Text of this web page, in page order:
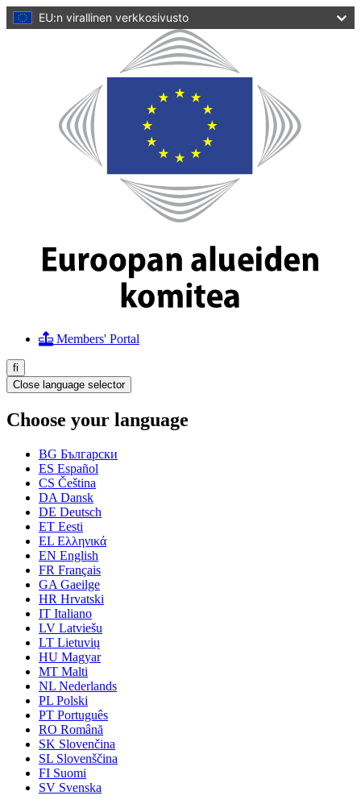
pääsisältöönEU:n virallinen verkkosivusto
Members' Portal
fi
Close language selector
Choose your language
BG Български
ES Español
CS Čeština
DA Dansk
DE Deutsch
ET Eesti
EL Ελληνικά
EN English
FR Français
GA Gaeilge
HR Hrvatski
IT Italiano
LV Latviešu
LT Lietuvių
HU Magyar
MT Malti
NL Nederlands
PL Polski
PT Português
RO Română
SK Slovenčina
SL Slovenščina
FI Suomi
SV Svenska